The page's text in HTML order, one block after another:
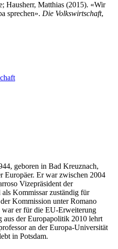
Hausherr, Matthias (2015). «Wir
sprechen». Die Volkswirtschaft,
geboren in Bad Kreuznach,
Europäer. Er war zwischen 2004
Vizepräsident der
Kommissar zuständig für
Kommission unter Romano
er für die EU-Erweiterung
aus der Europapolitik 2010 lehrt
an der Europa-Universität
in Potsdam.